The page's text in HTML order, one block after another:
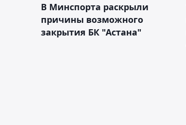
В Минспорта раскрыли
причины возможного
закрытия БК "Астана"